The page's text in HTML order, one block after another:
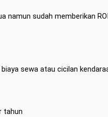
namun sudah memberikan
sewa atau cicilan
tahun